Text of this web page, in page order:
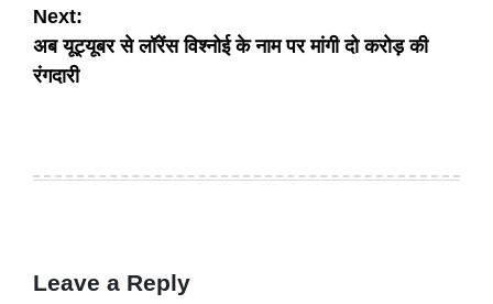
Next:
अब यूट्यूबर से लॉरेंस विश्नोई के नाम पर मांगी दो करोड़ की
रंगदारी
Leave a Reply